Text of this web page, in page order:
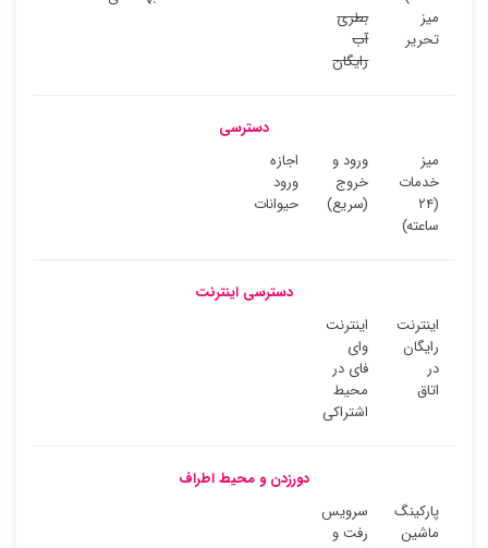
میز
تحریر
بطری
آب
رایگان
دسترسی
میز
خدمات
(۲۴
ساعته)
ورود و
خروج
(سریع)
اجازه
ورود
حیوانات
دسترسی اینترنت
اینترنت
رایگان
در
اتاق
اینترنت
وای
فای در
محیط
اشتراکی
دورزدن و محیط اطراف
پارکینگ
ماشین
سرویس
رفت و